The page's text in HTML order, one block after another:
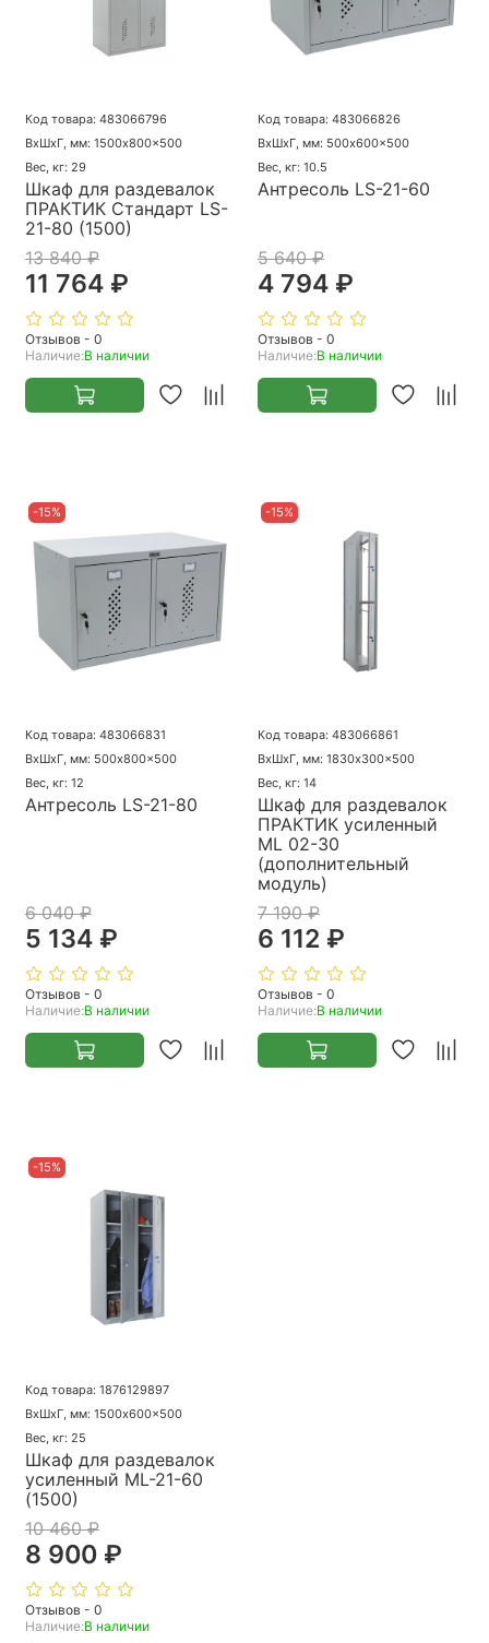
Код товара: 483066796
ВхШхГ, мм: 1500x800x500
Вес, кг: 29
Шкаф для раздевалок
ПРАКТИК Стандарт LS-
21-80 (1500)
13 840 ₽
11 764 ₽
Отзывов - 0
Наличие:В наличии
Код товара: 483066826
ВхШхГ, мм: 500x600x500
Вес, кг: 10.5
Антресоль LS-21-60
5 640 ₽
4 794 ₽
Отзывов - 0
Наличие:В наличии
-15%
Код товара: 483066831
ВхШхГ, мм: 500x800x500
Вес, кг: 12
Антресоль LS-21-80
6 040 ₽
5 134 ₽
Отзывов - 0
Наличие:В наличии
-15%
Код товара: 483066861
ВхШхГ, мм: 1830x300x500
Вес, кг: 14
Шкаф для раздевалок
ПРАКТИК усиленный
ML 02-30
(дополнительный
модуль)
7 190 ₽
6 112 ₽
Отзывов - 0
Наличие:В наличии
-15%
Код товара: 1876129897
ВхШхГ, мм: 1500x600x500
Вес, кг: 25
Шкаф для раздевалок
усиленный ML-21-60
(1500)
10 460 ₽
8 900 ₽
Отзывов - 0
Наличие:В наличии